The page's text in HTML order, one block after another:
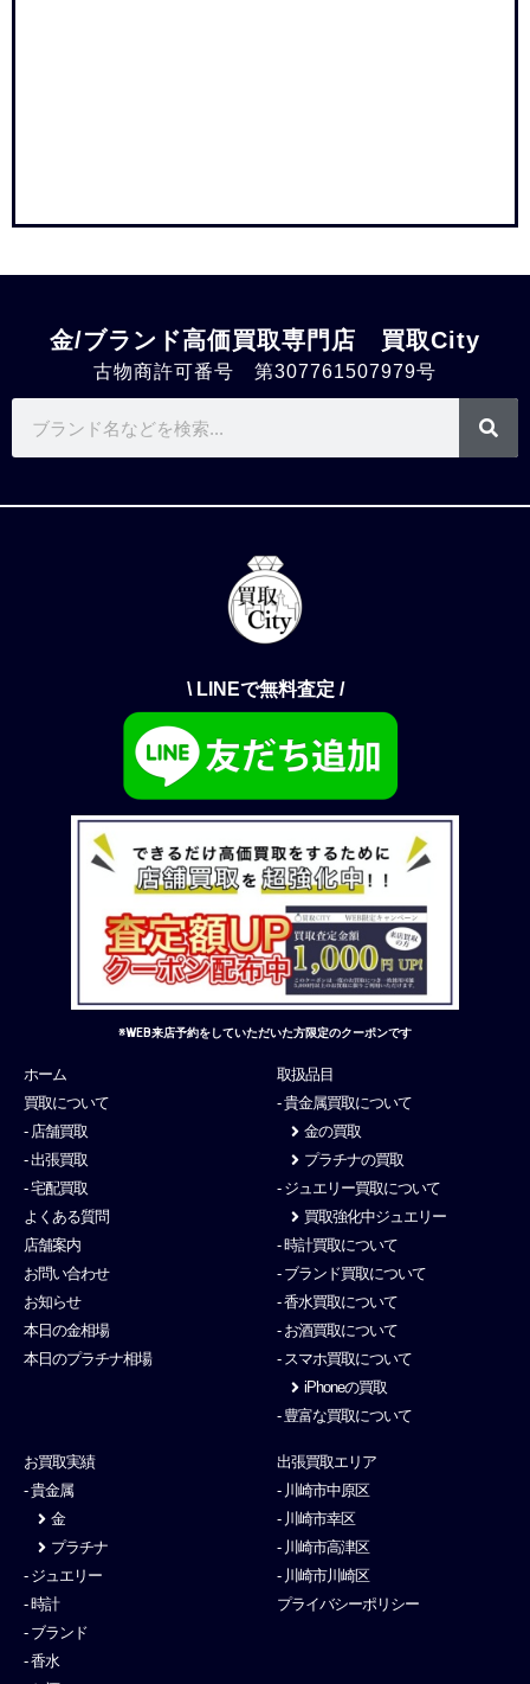
金/ブランド高価買取専門店 買取City
古物商許可番号 第307761507979号
\ LINEで無料査定 /
※WEB来店予約をしていただいた方限定のクーポンです
ホーム
買取について
- 店舗買取
- 出張買取
- 宅配買取
よくある質問
店舗案内
お問い合わせ
お知らせ
本日の金相場
本日のプラチナ相場
取扱品目
- 貴金属買取について
金の買取
プラチナの買取
- ジュエリー買取について
買取強化中ジュエリー
- 時計買取について
- ブランド買取について
- 香水買取について
- お酒買取について
- スマホ買取について
iPhoneの買取
- 豊富な買取について
お買取実績
- 貴金属
金
プラチナ
- ジュエリー
- 時計
- ブランド
- 香水
出張買取エリア
- 川崎市中原区
- 川崎市幸区
- 川崎市高津区
- 川崎市川崎区
プライバシーポリシー